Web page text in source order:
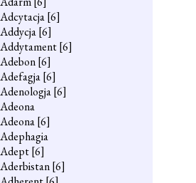
Adcytacja[6]
Addycja[6]
Addytament[6]
Adebon[6]
Adefagja[6]
Adenologja[6]
Adeona
Adeona[6]
Adephagia
Adept[6]
Aderbistan[6]